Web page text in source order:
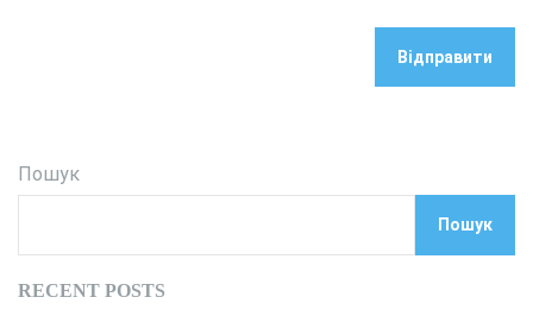
Пошук
Пошук
RECENT POSTS